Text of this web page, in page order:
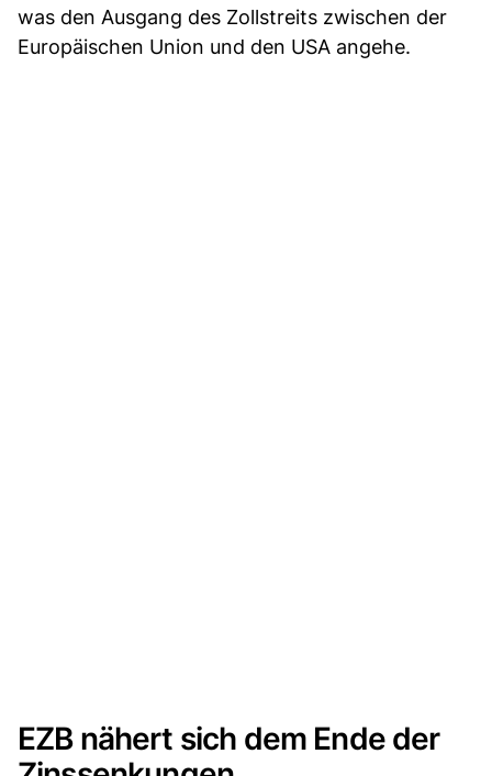
was den Ausgang des Zollstreits zwischen der
Europäischen Union und den USA angehe.
EZB nähert sich dem Ende der